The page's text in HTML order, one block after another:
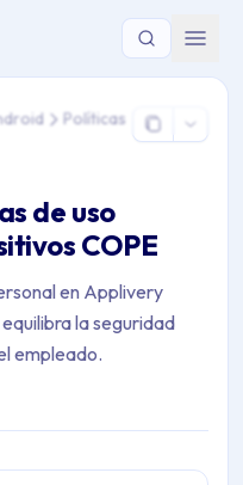
> Android >
Políticas
de uso
COPE
en Applivery
la seguridad
empleado.